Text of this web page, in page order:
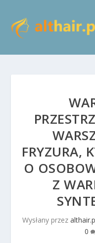
FRYZURA,
O
Z
Wysłany przez
0